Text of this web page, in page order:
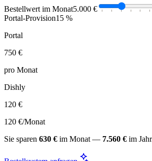
Bestellwert im Monat5.000 €
Portal-Provision15 %
Portal
750 €
pro Monat
Dishly
120 €
120 €/Monat
Sie sparen 630 € im Monat — 7.560 € im